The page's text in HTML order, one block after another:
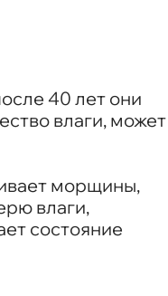
40 лет они
влаги, может
морщины,
влаги,
состояние